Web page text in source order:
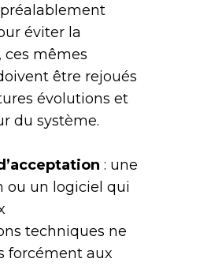
éviter la
ces mêmes
être rejoués
évolutions et
du système.
: une
ou un logiciel qui
techniques ne
forcément aux